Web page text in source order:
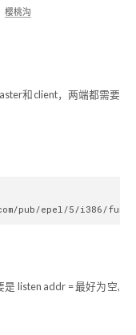
樱桃沟
和client，两端都需要
listen addr = 最好为空,